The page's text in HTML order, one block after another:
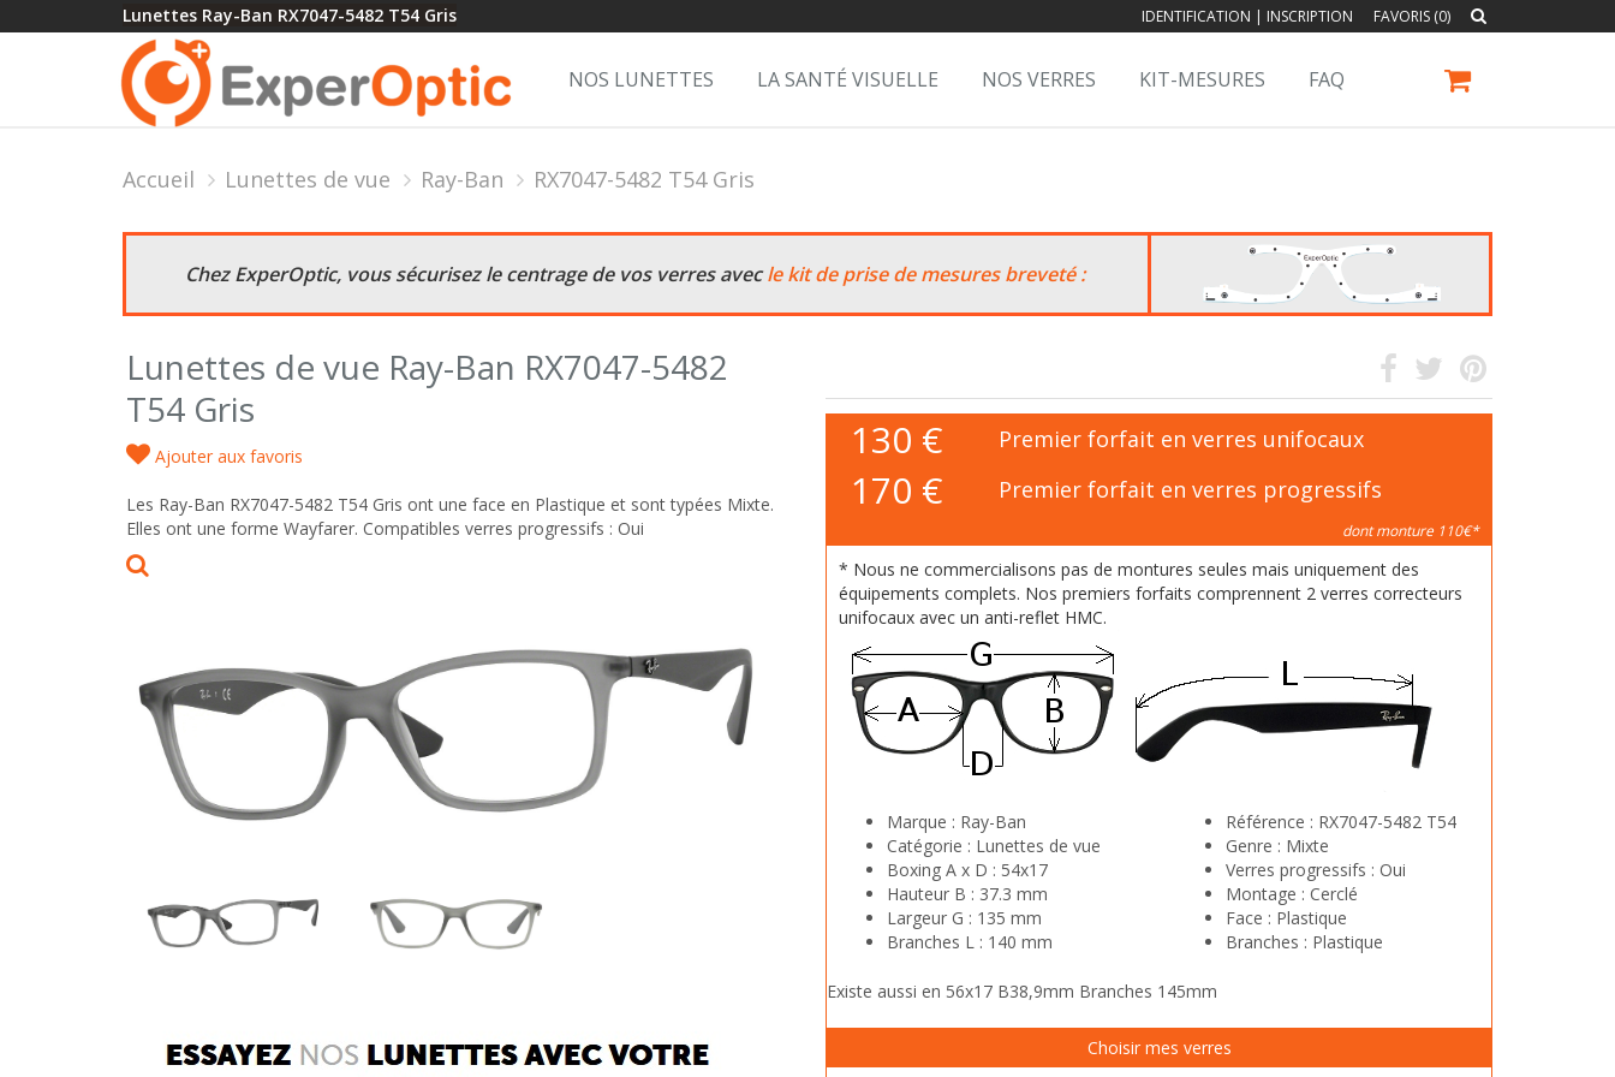
Lunettes Ray-Ban RX7047-5482 T54 Gris IDENTIFICATION | INSCRIPTION FAVORIS (0)
NOS LUNETTES LA SANTÉ VISUELLE NOS VERRES KIT-MESURES FAQ
Accueil Lunettes de vue Ray-Ban RX7047-5482 T54 Gris
Chez ExperOptic, vous sécurisez le centrage de vos verres avecle kit de prise de mesures breveté :
Lunettes de vue Ray-Ban RX7047-5482
T54 Gris
Ajouter aux favoris
Les Ray-Ban RX7047-5482 T54 Gris ont une face en Plastique et sont typées Mixte.
Elles ont une forme Wayfarer. Compatibles verres progressifs : Oui
130 € Premier forfait en verres unifocaux
170 € Premier forfait en verres progressifs
dont monture 110€*
* Nous ne commercialisons pas de montures seules mais uniquement des
équipements complets. Nos premiers forfaits comprennent 2 verres correcteurs
unifocaux avec un anti-reflet HMC.
Marque : Ray-Ban
Catégorie : Lunettes de vue
Boxing A x D : 54x17
Hauteur B : 37.3 mm
Largeur G : 135 mm
Branches L : 140 mm
Référence : RX7047-5482 T54
Genre : Mixte
Verres progressifs : Oui
Montage : Cerclé
Face : Plastique
Branches : Plastique
Existe aussi en 56x17 B38,9mm Branches 145mm